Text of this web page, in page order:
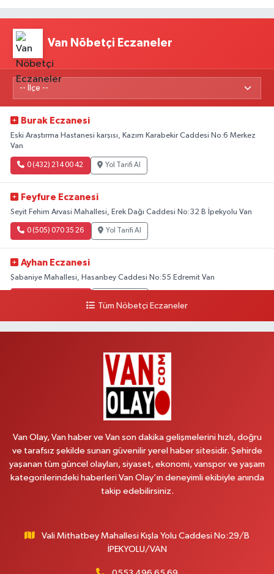
Van Nöbetçi Eczaneler
Burak Eczanesi
Eski Araştırma Hastanesi karşısı, Kazım Karabekir Caddesi No:6 Merkez
Van
0 (432) 214 00 42 Yol Tarifi Al
Feyfure Eczanesi
Seyit Fehim Arvasi Mahallesi, Erek Dağı Caddesi No:32 B İpekyolu Van
0 (505) 070 35 26 Yol Tarifi Al
Ayhan Eczanesi
Şabaniye Mahallesi, Hasanbey Caddesi No:55 Edremit Van
Yol Tarifi Al
Vanyolu Mahallesi, Kara Yusuf Bey Caddesi No:99 B Erciş Van
0 (432) 351 02 96 Yol Tarifi Al
Koç Eczanesi
Engin Eczanesi
Beyazıt Mahallesi, Zeylan Caddesi No:46 A Erciş Van
Yol Tarifi Al
Tüm Nöbetçi Eczaneler
Van Olay, Van haber ve Van son dakika gelişmelerini hızlı, doğru
ve tarafsız şekilde sunan güvenilir yerel haber sitesidir. Şehirde
yaşanan tüm güncel olayları, siyaset, ekonomi, vanspor ve yaşam
kategorilerindeki haberleri Van Olay’ın deneyimli ekibiyle anında
takip edebilirsiniz.
Vali Mithatbey Mahallesi Kışla Yolu Caddesi No:29/B
İPEKYOLU/VAN